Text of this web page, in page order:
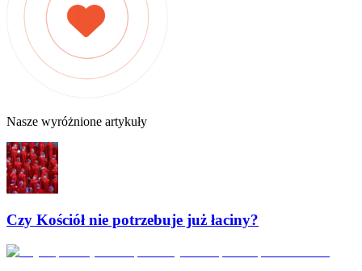
Nasze wyróżnione artykuły
Czy Kościół nie potrzebuje już łaciny?